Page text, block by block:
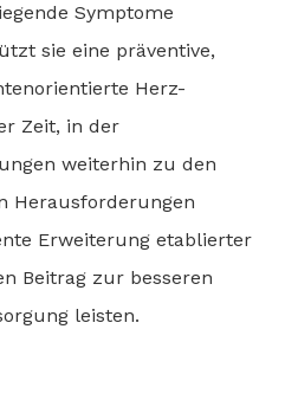
Symptome
sie eine präventive,
Herz-
Zeit, in der
weiterhin zu den
Herausforderungen
Erweiterung etablierter
Beitrag zur besseren
leisten.